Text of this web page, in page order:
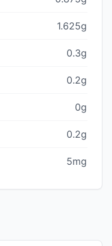
1.625g
0.3g
0.2g
0g
0.2g
5mg